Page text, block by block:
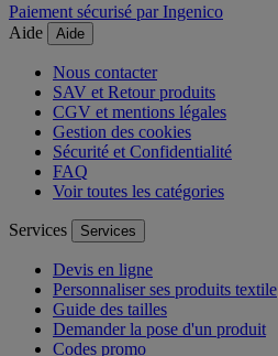
Paiement sécurisé par Ingenico
Aide
Aide
Nous contacter
SAV et Retour produits
CGV et mentions légales
Gestion des cookies
Sécurité et Confidentialité
FAQ
Voir toutes les catégories
Services Services
Devis en ligne
Personnaliser ses produits textile
Guide des tailles
Demander la pose d'un produit
Codes promo